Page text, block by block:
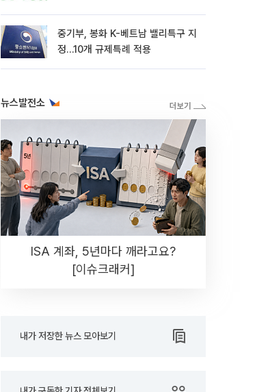
중기부, 봉화 K-베트남 밸리특구 지
정…10개 규제특례 적용
뉴스발전소
ISA 계좌, 5년마다 깨라고요?
[이슈크래커]
내가 저장한 뉴스 모아보기